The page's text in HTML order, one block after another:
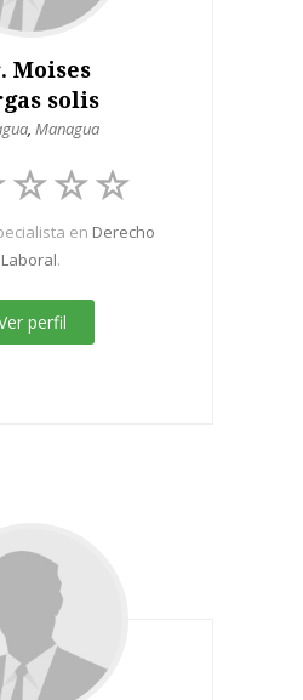
Moises
solis
, Managua
en Derecho
Laboral.
perfil